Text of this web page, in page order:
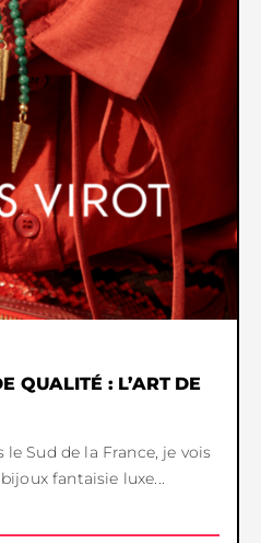
QUALITÉ : L’ART DE
Sud de la France, je vois
fantaisie luxe...